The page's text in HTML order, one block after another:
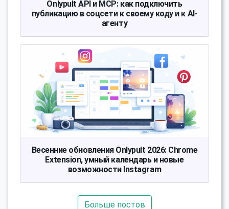
Onlypult API и MCP: как подключить
публикацию в соцсети к своему коду и к AI-
агенту
Весенние обновления Onlypult 2026: Chrome
Extension, умный календарь и новые
возможности Instagram
Больше постов